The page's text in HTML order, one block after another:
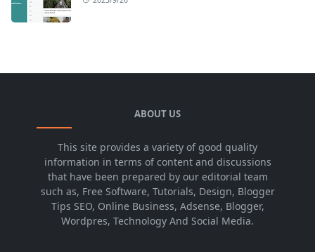
ABOUT US
This site provides a variety of good quality
information in terms of content and discussions
that have been prepared by our editorial team
such as, Free Software, Tutorials, Design, Blogger
Tips SEO, Online Business, Adsense, Blogger,
Wordpres, Technology And Social Media.